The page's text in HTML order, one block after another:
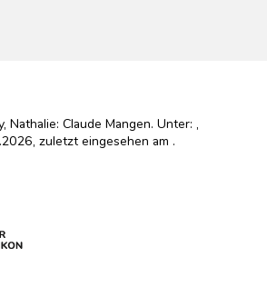
Nathalie: Claude Mangen. Unter: ,
zuletzt eingesehen am .